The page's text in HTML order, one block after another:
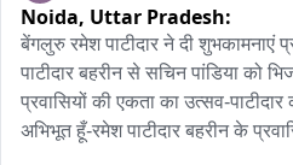
हालांकि पानी निकालने के लिए पंपिंग
की तस है।
बाइट1 आर्कादित्य यादव_झारखंड
Noida, Uttar Pradesh:
बेंगलुरु रमेश पाटीदार ने दी शुभकामनाएं
पाटीदार बहरीन से सचिन पांडिया को
प्रवासियों की एकता का उत्सव-
अभिभूत हूँ-रमेश पाटीदार बहरीन के